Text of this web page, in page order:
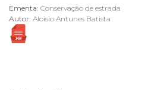
Ementa: Conservação de estrada
Autor: Aloisio Antunes Batista